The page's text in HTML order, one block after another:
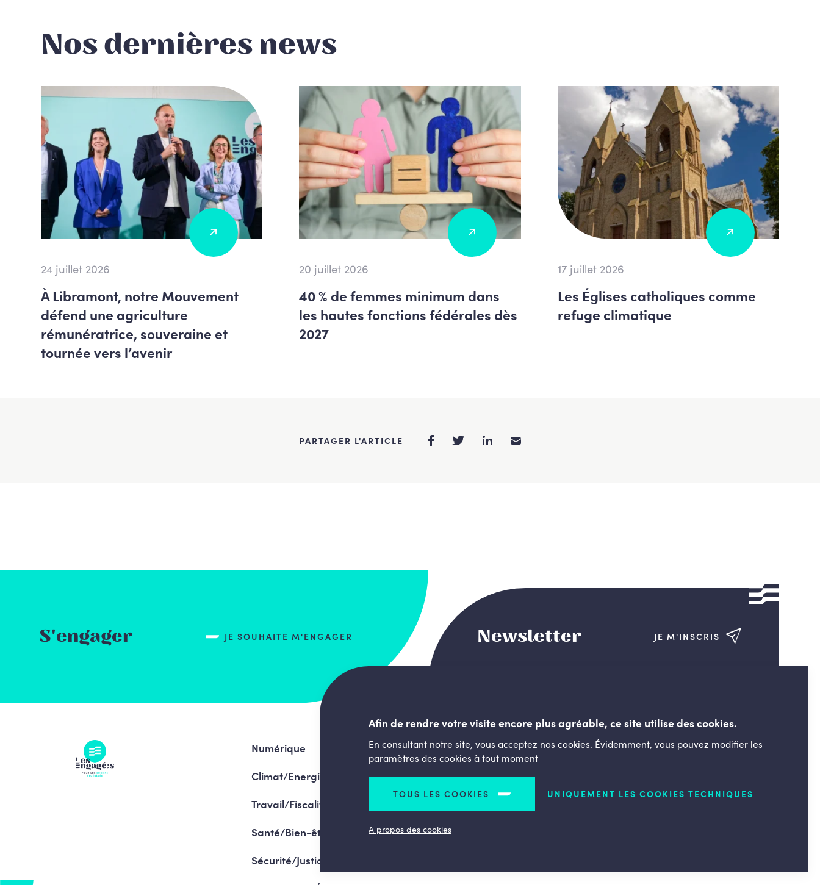
Nos dernières news
24 juillet 2026
À Libramont, notre Mouvement
défend une agriculture
rémunératrice, souveraine et
tournée vers l’avenir
20 juillet 2026
40 % de femmes minimum dans
les hautes fonctions fédérales dès
2027
17 juillet 2026
Les Églises catholiques comme
refuge climatique
PARTAGER L'ARTICLE
S'engager JE SOUHAITE M'ENGAGER Newsletter JE M'INSCRIS
Numérique
Climat/Energie
Travail/Fiscalité
Santé/Bien-être
Sécurité/Justice
LESENGAGÉS.BE
Afin de rendre votre visite encore plus agréable, ce site utilise des cookies.
En consultant notre site, vous acceptez nos cookies. Évidemment, vous pouvez modifier les
paramètres des cookies à tout moment
TOUS LES COOKIES UNIQUEMENT LES COOKIES TECHNIQUES
A propos des cookies